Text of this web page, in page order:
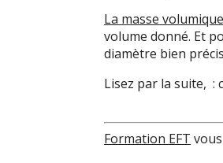
La masse volumique
volume donné. Et
diamètre bien
Lisez par la suite, :
Formation EFT